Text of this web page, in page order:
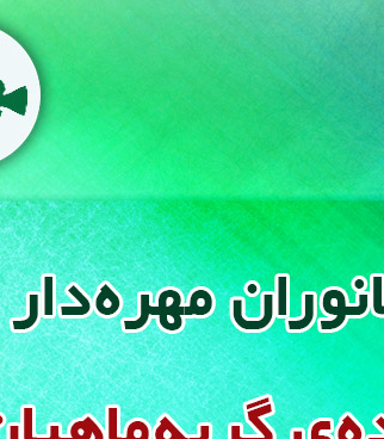
شعر فارسی
زندگینامه‌ی بزرگان
گفتاورد